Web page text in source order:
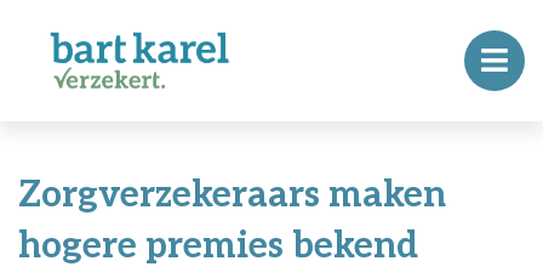
Zorgverzekeraars maken
hogere premies bekend